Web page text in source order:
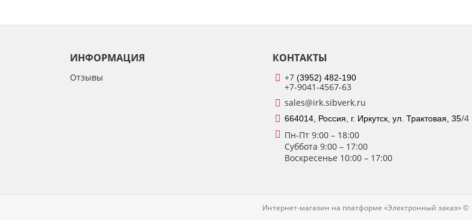
ИНФОРМАЦИЯ
Отзывы
КОНТАКТЫ
+7 (3952) 482-190
+7-9041-4567-63
sales@irk.sibverk.ru
664014, Россия, г. Иркутск, ул. Трактовая, 35/4
Пн-Пт 9:00 – 18:00
Суббота 9:00 – 17:00
Воскресенье 10:00 – 17:00
Интернет-магазин на платформе «Электронный заказ» ©